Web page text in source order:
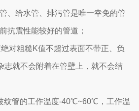
、给水管、排污管是唯一幸免的管
抗震性能较好的管道；
对粗糙K值不超过表面不带正、负
志就不会附着在管壁上，就不会结
纹管的工作温度-40℃~60℃，工作温